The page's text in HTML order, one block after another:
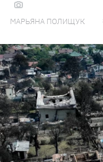
МАРЬЯНА ПОЛИЩУК